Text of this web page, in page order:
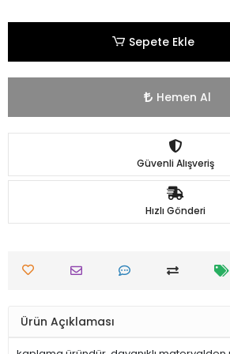
Sepete Ekle
Hemen Al
Güvenli Alışveriş
Hızlı Gönderi
Ürün Açıklaması